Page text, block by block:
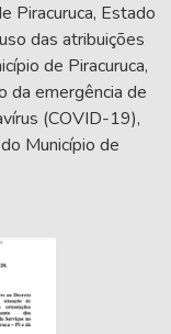
Piracuruca, Estado
das atribuições
de Piracuruca,
da emergência de
(COVID-19),
Município de